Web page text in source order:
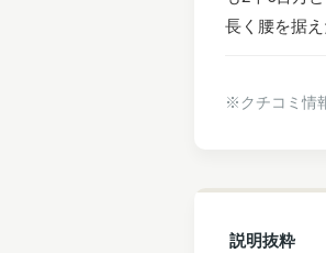
長く腰を据え
※クチコミ情
説明抜粋